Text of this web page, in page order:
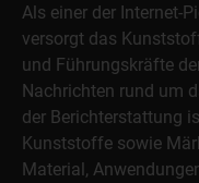
Als einer der Internet-
versorgt das
und Führungskräfte
Nachrichten rund um
der Berichterstattung
Kunststoffe sowie
Material,